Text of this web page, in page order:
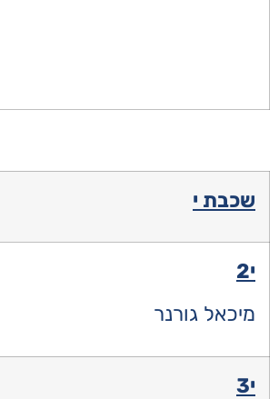
שכבת י
י2
מיכאל גורנר
י3